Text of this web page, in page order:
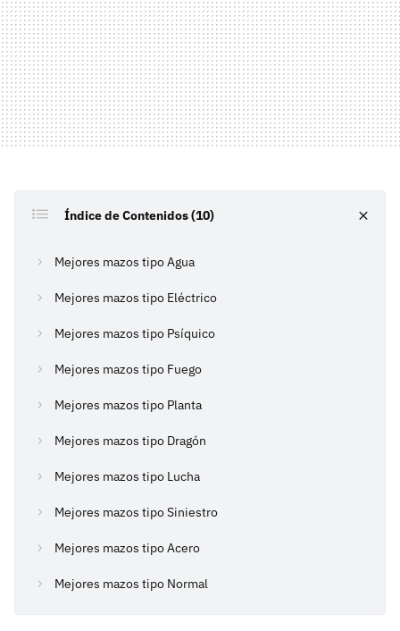
Índice de Contenidos (10)
Mejores mazos tipo Agua
Mejores mazos tipo Eléctrico
Mejores mazos tipo Psíquico
Mejores mazos tipo Fuego
Mejores mazos tipo Planta
Mejores mazos tipo Dragón
Mejores mazos tipo Lucha
Mejores mazos tipo Siniestro
Mejores mazos tipo Acero
Mejores mazos tipo Normal